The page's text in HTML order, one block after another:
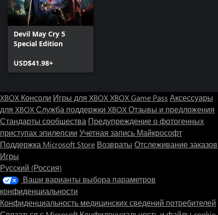
Devil May Cry 5
Special Edition
USD$41.98+
XBOX Консоли Игры для XBOXXBOX Game Pass Аксессуары
для XBOXСлужба поддержки XBOXОтзывы и предложения
Стандарты сообщества Предупреждение о фотогенных
приступах эпилепсии Учетная запись Майкрософт
Поддержка Microsoft Store Возвраты Отслеживание заказов
Игры
Русский (Россия)
Ваши варианты выбора параметров
конфиденциальности
Конфиденциальность медицинских сведений потребителей